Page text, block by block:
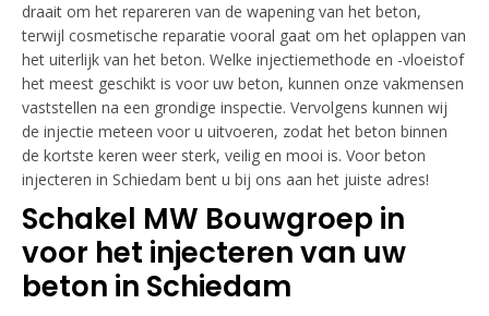
draait om het repareren van de wapening van het beton,
terwijl cosmetische reparatie vooral gaat om het oplappen van
het uiterlijk van het beton. Welke injectiemethode en -vloeistof
het meest geschikt is voor uw beton, kunnen onze vakmensen
vaststellen na een grondige inspectie. Vervolgens kunnen wij
de injectie meteen voor u uitvoeren, zodat het beton binnen
de kortste keren weer sterk, veilig en mooi is. Voor beton
injecteren in Schiedam bent u bij ons aan het juiste adres!
Schakel MW Bouwgroep in
voor het injecteren van uw
beton in Schiedam